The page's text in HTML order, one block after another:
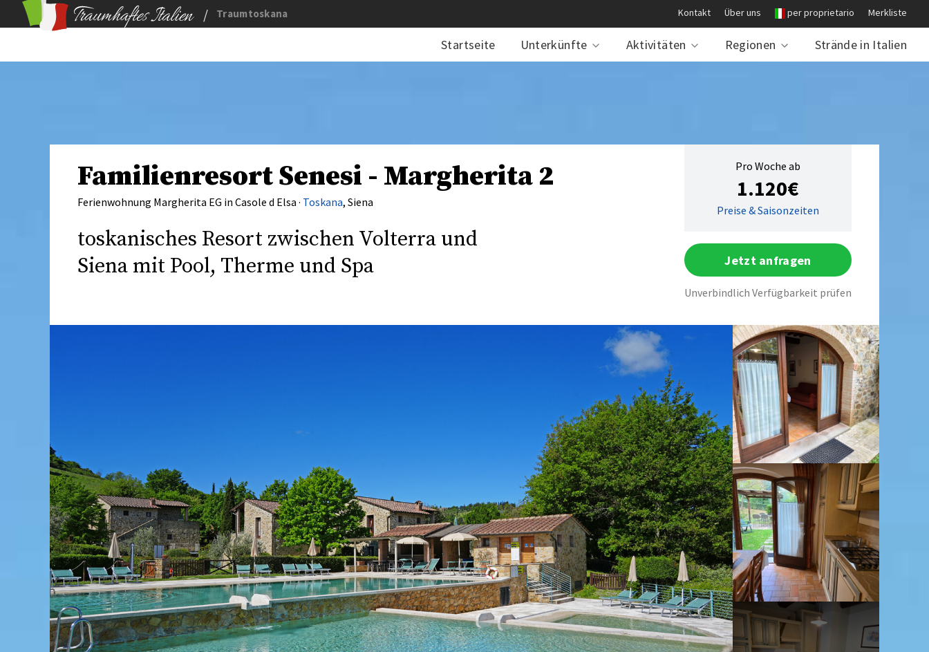
/ Traumtoskana Kontakt Über uns per proprietario Merkliste
Startseite Unterkünfte Aktivitäten Regionen Strände in Italien
Familienresort Senesi - Margherita 2
Ferienwohnung Margherita EG in Casole d Elsa · Toskana, Siena
toskanisches Resort zwischen Volterra und
Siena mit Pool, Therme und Spa
Pro Woche ab
1.120€
Preise & Saisonzeiten
Jetzt anfragen
Unverbindlich Verfügbarkeit prüfen